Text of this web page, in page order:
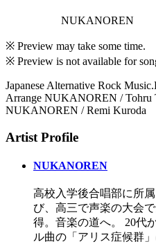
NUKANOREN
※ Preview may take some time.
※ Preview is not available for
Japanese Alternative Rock
Arrange NUKANOREN / Tohru
NUKANOREN / Remi Kuroda
Artist Profile
NUKANOREN
高校入学後合唱部に所
び、高三で声楽の大会
得。音楽の道へ。 20代
ル曲の「アリス症候群